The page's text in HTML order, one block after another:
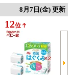
8月7日(金) 更新
12位